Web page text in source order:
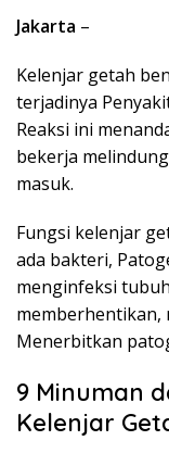
Jakarta –
Kelenjar getah
terjadinya
Reaksi ini
bekerja
masuk.
Fungsi kelenjar
ada bakteri,
menginfeksi
memberhentikan,
Menerbitkan
9 Minuman
Kelenjar